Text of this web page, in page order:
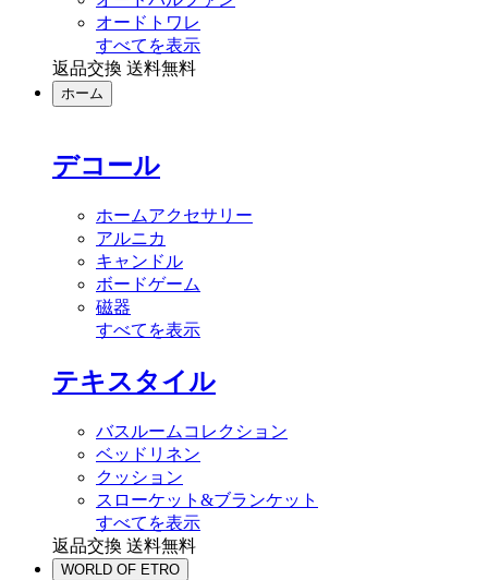
オードトワレ
すべてを表示
返品交換 送料無料
ホーム
デコール
ホームアクセサリー
アルニカ
キャンドル
ボードゲーム
磁器
すべてを表示
テキスタイル
バスルームコレクション
ベッドリネン
クッション
スローケット&ブランケット
すべてを表示
返品交換 送料無料
WORLD OF ETRO